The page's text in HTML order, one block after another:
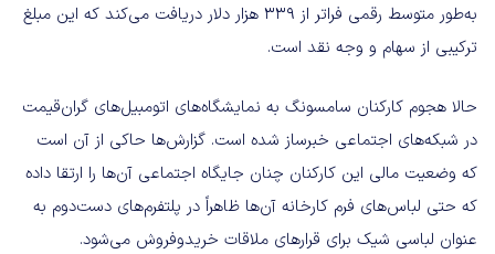
به‌طور متوسط رقمی فراتر از ۳۳۹ هزار دلار دریافت می‌کند که این مبلغ
ترکیبی از سهام و وجه نقد است.
حالا هجوم کارکنان سامسونگ به نمایشگاه‌های اتومبیل‌های گران‌قیمت
در شبکه‌های اجتماعی خبرساز شده است. گزارش‌ها حاکی از آن است
که وضعیت مالی این کارکنان چنان جایگاه اجتماعی آن‌ها را ارتقا داده
که حتی لباس‌های فرم کارخانه آن‌ها ظاهراً در پلتفرم‌های دست‌دوم به
عنوان لباسی شیک برای قرارهای ملاقات خرید‌وفروش می‌شود.